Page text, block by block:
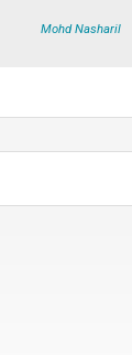
Mohd Nasharil